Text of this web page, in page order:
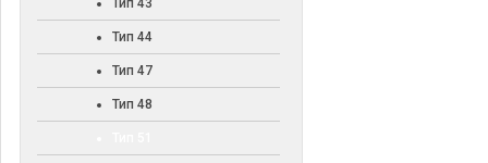
Тип 43
Тип 44
Тип 47
Тип 48